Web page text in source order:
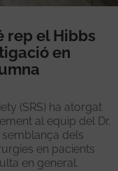
rep el Hibbs
en
(SRS) ha atorgat
al equip del Dr.
semblança dels
en pacients
en general.